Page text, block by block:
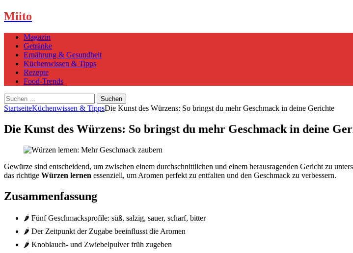
Miito
Magazin
Getränke
Ernährung & Gesundheit
Küchenwissen & Tipps
Rezepte
Food-Trends
Suchen
nach:
StartseiteKüchenwissen & TippsDie Kunst des Würzens: So bringst du mehr Geschmack in deine Gerichte
Die Kunst des Würzens: So bringst du mehr Geschmack in deine
Gewürze sind entscheidend, um zwischen einem durchschnittlichen und einem herausragenden Gericht zu
das richtige Würzen lernen essenziell, um Aromen perfekt zu entfalten und den Geschmack zu verbessern.
Zusammenfassung
🌶️ Fünf Geschmacksprofile: süß, salzig, sauer, scharf, bitter
🌶️ Der Zeitpunkt der Zugabe beeinflusst die Aromen
🌶️ Knoblauch- und Zwiebelpulver früh zugeben